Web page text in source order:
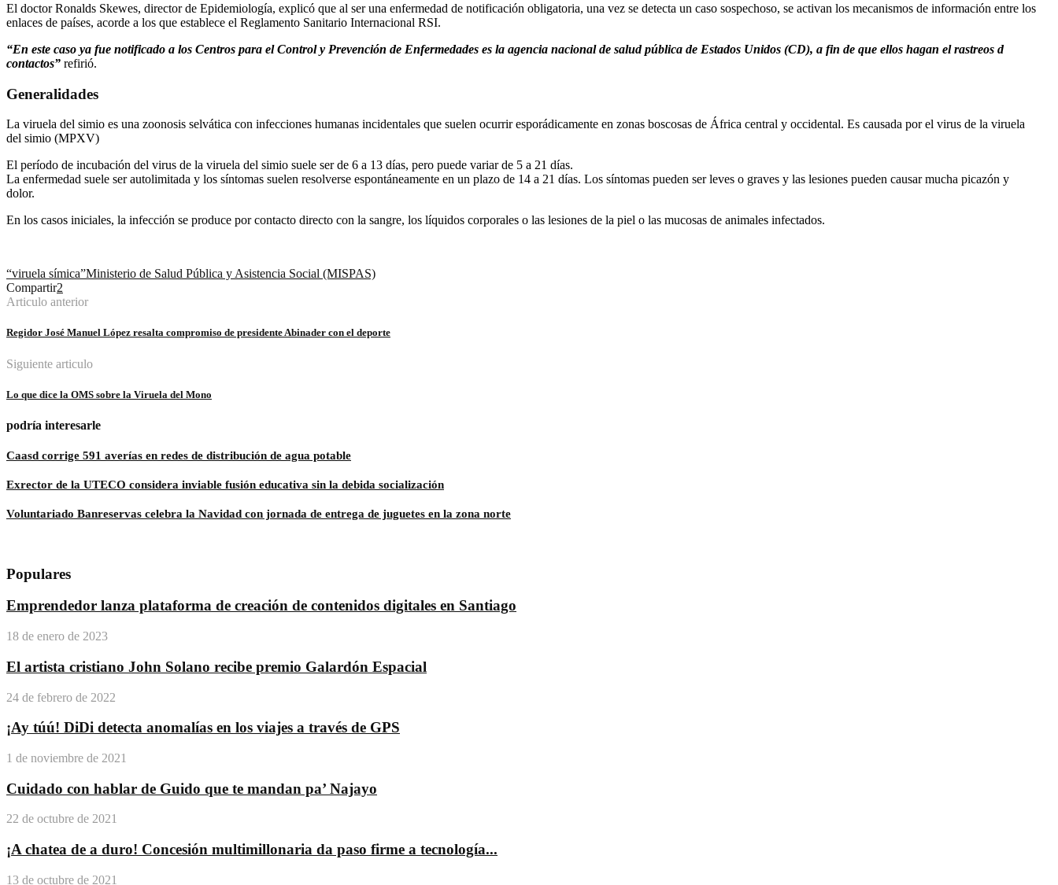
El doctor Ronalds Skewes, director de Epidemiología, explicó que al ser una enfermedad de notificación obligatoria, una vez se detecta un caso sospechoso, se activan los mecanismos de información entre los
enlaces de países, acorde a los que establece el Reglamento Sanitario Internacional RSI.
“En este caso ya fue notificado a los Centros para el Control y Prevención de Enfermedades es la agencia nacional de salud pública de Estados Unidos (CD), a fin de que ellos hagan el rastreos d
contactos” refirió.
Generalidades
La viruela del simio es una zoonosis selvática con infecciones humanas incidentales que suelen ocurrir esporádicamente en zonas boscosas de África central y occidental. Es causada por el virus de la viruela
del simio (MPXV)
El período de incubación del virus de la viruela del simio suele ser de 6 a 13 días, pero puede variar de 5 a 21 días.
La enfermedad suele ser autolimitada y los síntomas suelen resolverse espontáneamente en un plazo de 14 a 21 días. Los síntomas pueden ser leves o graves y las lesiones pueden causar mucha picazón y
dolor.
En los casos iniciales, la infección se produce por contacto directo con la sangre, los líquidos corporales o las lesiones de la piel o las mucosas de animales infectados.
“viruela símica”Ministerio de Salud Pública y Asistencia Social (MISPAS)
Compartir2
Articulo anterior
Regidor José Manuel López resalta compromiso de presidente Abinader con el deporte
Siguiente articulo
Lo que dice la OMS sobre la Viruela del Mono
podría interesarle
Caasd corrige 591 averías en redes de distribución de agua potable
Exrector de la UTECO considera inviable fusión educativa sin la debida socialización
Voluntariado Banreservas celebra la Navidad con jornada de entrega de juguetes en la zona norte
Populares
Emprendedor lanza plataforma de creación de contenidos digitales en Santiago
18 de enero de 2023
El artista cristiano John Solano recibe premio Galardón Espacial
24 de febrero de 2022
¡Ay túú! DiDi detecta anomalías en los viajes a través de GPS
1 de noviembre de 2021
Cuidado con hablar de Guido que te mandan pa’ Najayo
22 de octubre de 2021
¡A chatea de a duro! Concesión multimillonaria da paso firme a tecnología...
13 de octubre de 2021